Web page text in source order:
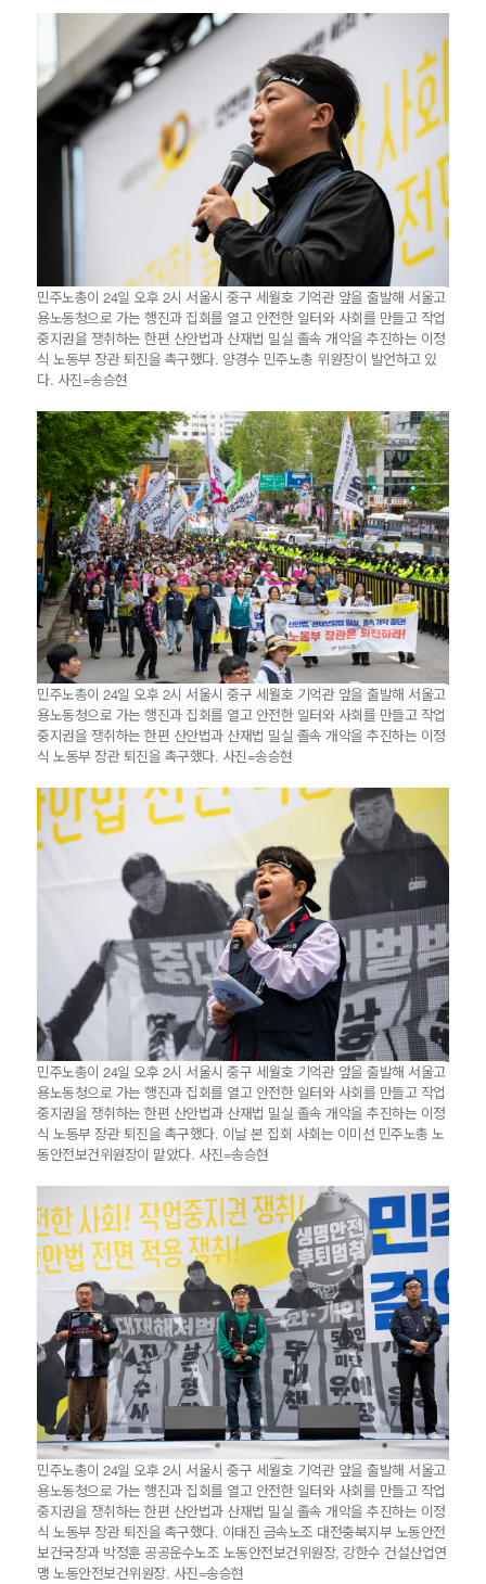
민주노총이 24일 오후 2시 서울시 중구 세월호 기억관 앞을 출발해 서울고
용노동청으로 가는 행진과 집회를 열고 안전한 일터와 사회를 만들고 작업
중지권을 쟁취하는 한편 산안법과 산재법 밀실 졸속 개악을 추진하는 이정
식 노동부 장관 퇴진을 촉구했다. 양경수 민주노총 위원장이 발언하고 있
다. 사진=송승현
민주노총이 24일 오후 2시 서울시 중구 세월호 기억관 앞을 출발해 서울고
용노동청으로 가는 행진과 집회를 열고 안전한 일터와 사회를 만들고 작업
중지권을 쟁취하는 한편 산안법과 산재법 밀실 졸속 개악을 추진하는 이정
식 노동부 장관 퇴진을 촉구했다. 사진=송승현
민주노총이 24일 오후 2시 서울시 중구 세월호 기억관 앞을 출발해 서울고
용노동청으로 가는 행진과 집회를 열고 안전한 일터와 사회를 만들고 작업
중지권을 쟁취하는 한편 산안법과 산재법 밀실 졸속 개악을 추진하는 이정
식 노동부 장관 퇴진을 촉구했다. 이날 본 집회 사회는 이미선 민주노총 노
동안전보건위원장이 맡았다. 사진=송승현
민주노총이 24일 오후 2시 서울시 중구 세월호 기억관 앞을 출발해 서울고
용노동청으로 가는 행진과 집회를 열고 안전한 일터와 사회를 만들고 작업
중지권을 쟁취하는 한편 산안법과 산재법 밀실 졸속 개악을 추진하는 이정
식 노동부 장관 퇴진을 촉구했다. 이태진 금속노조 대전충북지부 노동안전
보건국장과 박정훈 공공운수노조 노동안전보건위원장, 강한수 건설산업연
맹 노동안전보건위원장. 사진=송승현